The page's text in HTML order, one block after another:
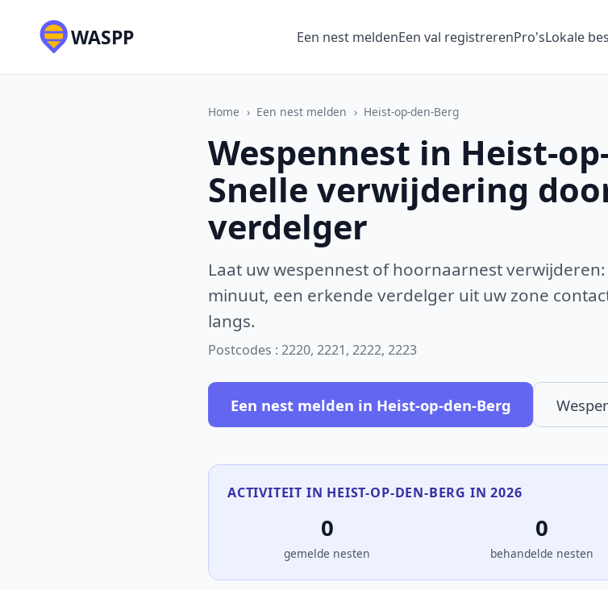
WASPP Een nest meldenEen val registrerenPro'sLokale
Home › Een nest melden › Heist-op-den-Berg
Wespennest in Heist-
Snelle verwijdering
verdelger
Laat uw wespennest of hoornaarnest
minuut, een erkende verdelger uit uw zone
langs.
Postcodes : 2220, 2221, 2222, 2223
Een nest melden in Heist-op-den-Berg
ACTIVITEIT IN HEIST-OP-DEN-BERG IN 2026
0
gemelde nesten
0
behandelde nesten